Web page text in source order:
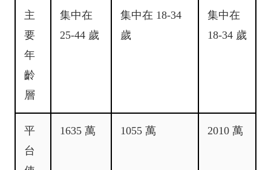
主
要
年
齡
層
集中在
25-44 歲
集中在 18-34
歲
集中在
18-34 歲
平
台
1635 萬 1055 萬 2010 萬